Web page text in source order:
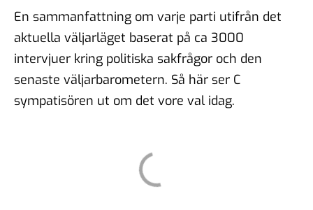
En sammanfattning om varje parti utifrån det
aktuella väljarläget baserat på ca 3000
intervjuer kring politiska sakfrågor och den
senaste väljarbarometern. Så här ser C
sympatisören ut om det vore val idag.